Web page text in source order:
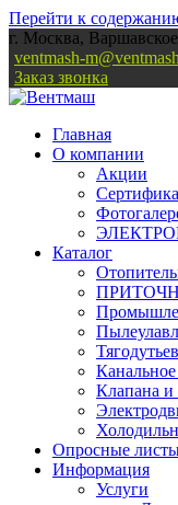
Перейти к
г. Москва,
ventmash-
Заказ звонка
Главная
О компании
Акции
Каталог
Клапана и
Опросные
Информация
Услуги